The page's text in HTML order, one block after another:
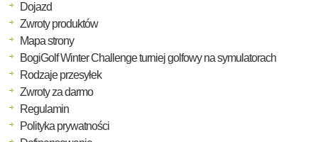
Dojazd
Zwroty produktów
Mapa strony
BogiGolf Winter Challenge turniej golfowy na symulatorach
Rodzaje przesyłek
Zwroty za darmo
Regulamin
Polityka prywatności